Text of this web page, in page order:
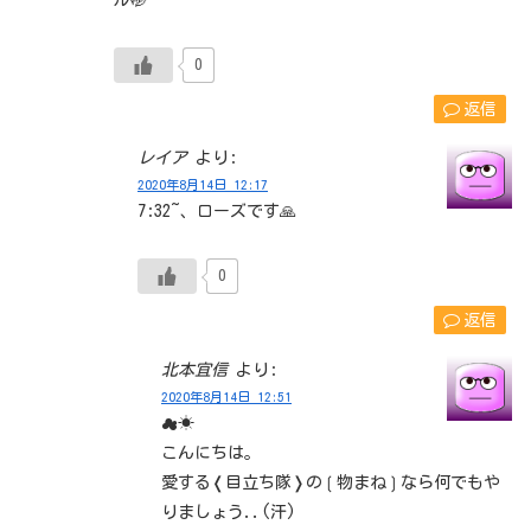
0
返信
レイア より:
2020年8月14日 12:17
7:32~、ローズです🙏
0
返信
北本宜信 より:
2020年8月14日 12:51
☁☀
こんにちは。
愛する❬目立ち隊❭の❲物まね❳なら何でもや
りましょう..(汗)